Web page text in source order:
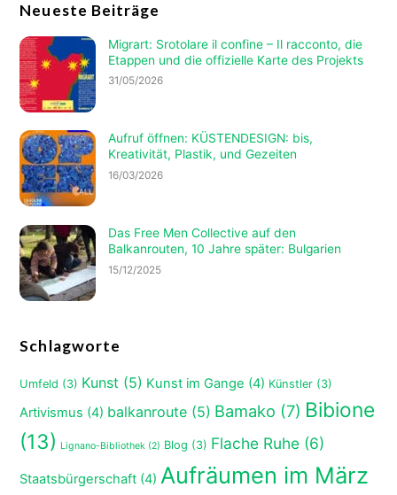
Neueste Beiträge
Migrart: Srotolare il confine – Il racconto, die
Etappen und die offizielle Karte des Projekts
31/05/2026
Aufruf öffnen: KÜSTENDESIGN: bis,
Kreativität, Plastik, und Gezeiten
16/03/2026
Das Free Men Collective auf den
Balkanrouten, 10 Jahre später: Bulgarien
15/12/2025
Schlagworte
Umfeld (3) Kunst (5) Kunst im Gange (4) Künstler (3)
Artivismus (4) balkanroute (5) Bamako (7) Bibione
(13) Lignano-Bibliothek (2) Blog (3) Flache Ruhe (6)
Staatsbürgerschaft (4) Aufräumen im März